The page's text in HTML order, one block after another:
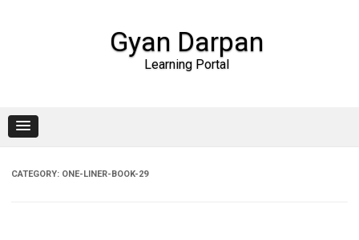
Gyan Darpan
Learning Portal
CATEGORY: ONE-LINER-BOOK-29